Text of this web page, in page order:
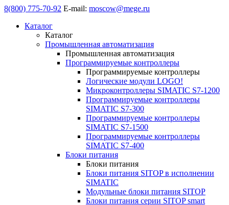
8(800) 775-70-92 E-mail: moscow@mege.ru
Каталог
Каталог
Промышленная автоматизация
Промышленная автоматизация
Программируемые контроллеры
Программируемые контроллеры
Логические модули LOGO!
Микроконтроллеры SIMATIC S7-1200
Программируемые контроллеры
SIMATIC S7-300
Программируемые контроллеры
SIMATIC S7-1500
Программируемые контроллеры
SIMATIC S7-400
Блоки питания
Блоки питания
Блоки питания SITOP в исполнении
SIMATIC
Модульные блоки питания SITOP
Блоки питания серии SITOP smart